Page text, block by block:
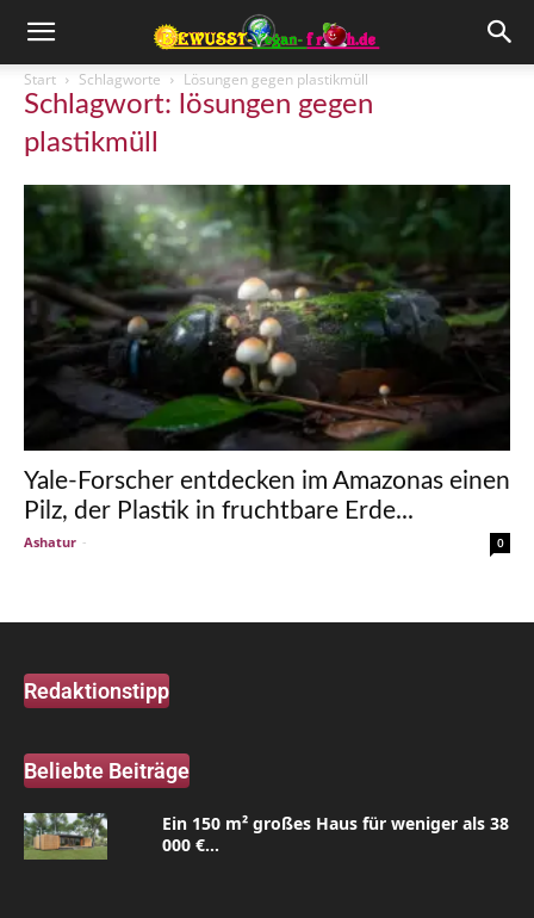
Start Schlagworte Lösungen gegen plastikmüll
Schlagwort: lösungen gegen
plastikmüll
Yale-Forscher entdecken im Amazonas einen
Pilz, der Plastik in fruchtbare Erde...
Ashatur - 0
Redaktionstipp
Beliebte Beiträge
Ein 150 m² großes Haus für weniger als 38
000 €...